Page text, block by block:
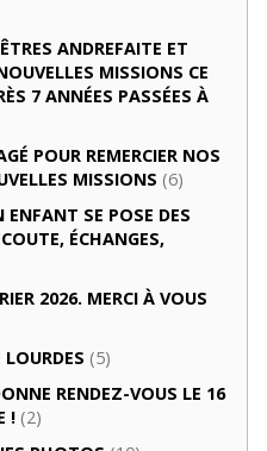
ANDREFAITE ET
MISSIONS CE
7 ANNÉES PASSÉES À
POUR REMERCIER NOS
MISSIONS (6)
SE POSE DES
ÉCHANGES,
2026. MERCI À VOUS
(5)
RENDEZ-VOUS LE 16
! (2)